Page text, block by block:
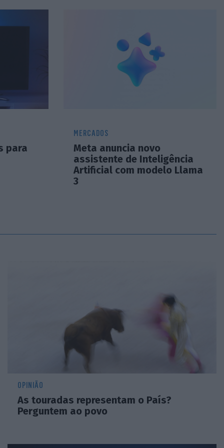
para
MERCADOS
Meta anuncia novo
assistente de Inteligência
Artificial com modelo Llama
3
OPINIÃO
As touradas representam o País?
Perguntem ao povo